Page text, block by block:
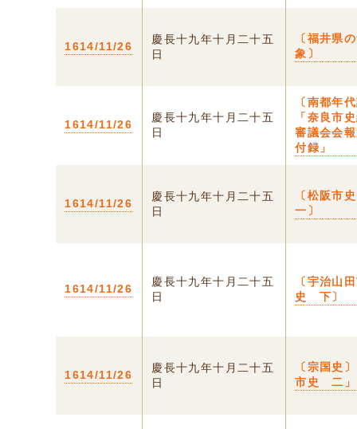
1614/11/26
慶長十九年十月二十五
日
〔福井県
象〕
1614/11/26
慶長十九年十月二十五
日
〔南都年
「奈良市
審議会会
付録」
1614/11/26
慶長十九年十月二十五
日
〔松阪
一〕
1614/11/26
慶長十九年十月二十五
日
〔宇治山
史 下〕
1614/11/26
慶長十九年十月二十五
日
〔宗国史
市史 二」